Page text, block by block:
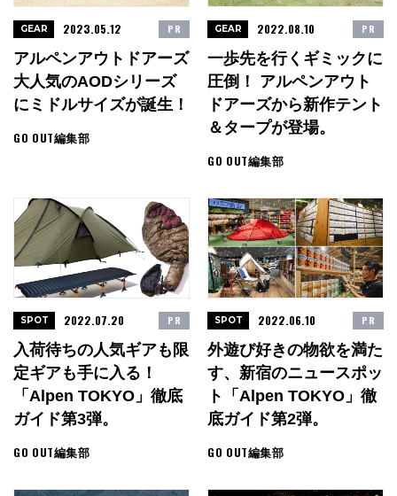
アルペンアウトドアーズ
大人気のAODシリーズ
にミドルサイズが誕生！
GO OUT編集部
GEAR 2023.05.12 PR
一歩先を行くギミックに
圧倒！ アルペンアウト
ドアーズから新作テント
＆タープが登場。
GO OUT編集部
GEAR 2022.08.10 PR
入荷待ちの人気ギアも限
定ギアも手に入る！
「Alpen TOKYO」徹底
ガイド第3弾。
GO OUT編集部
SPOT 2022.07.20 PR
外遊び好きの物欲を満た
す、新宿のニュースポッ
ト「Alpen TOKYO」徹
底ガイド第2弾。
GO OUT編集部
SPOT 2022.06.10 PR